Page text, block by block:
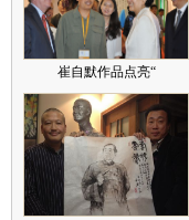
崔自默作品点亮“